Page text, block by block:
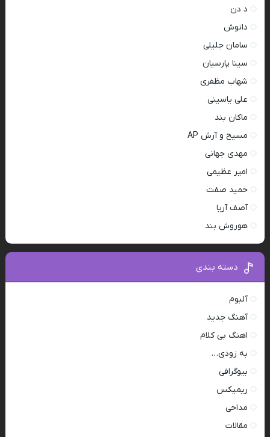
د دن
دانوش
سامان جلیلی
سینا پارسیان
شهاب مظفری
علی یاسینی
ماکان بند
مسیح و آرش AP
مهدی جهانی
امیر عظیمی
حمید صفت
آصف آریا
هوروش بند
دسته بندی
آلبوم
آهنگ جدید
اهنگ بی کلام
به زودی…
بیوگرافی
ریمیکس
مداحی
مقالات